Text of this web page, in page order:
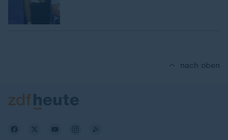
nach oben